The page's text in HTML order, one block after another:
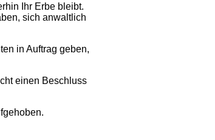
Ihr Erbe bleibt.
sich anwaltlich
in Auftrag geben,
einen Beschluss